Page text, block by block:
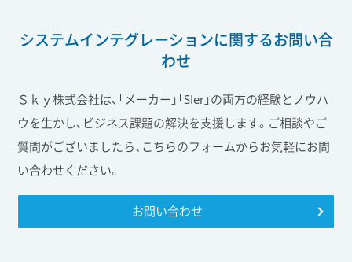
システムインテグレーションに関するお問い合
わせ
Ｓｋｙ株式会社は、「メーカー」「SIer」の両方の経験とノウハ
ウを生かし、ビジネス課題の解決を支援します。ご相談やご
質問がございましたら、こちらのフォームからお気軽にお問
い合わせください。
お問い合わせ